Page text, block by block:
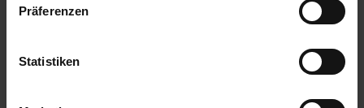
Präferenzen
Statistiken